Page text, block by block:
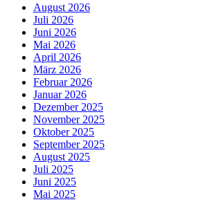
August 2026
Juli 2026
Juni 2026
Mai 2026
April 2026
März 2026
Februar 2026
Januar 2026
Dezember 2025
November 2025
Oktober 2025
September 2025
August 2025
Juli 2025
Juni 2025
Mai 2025